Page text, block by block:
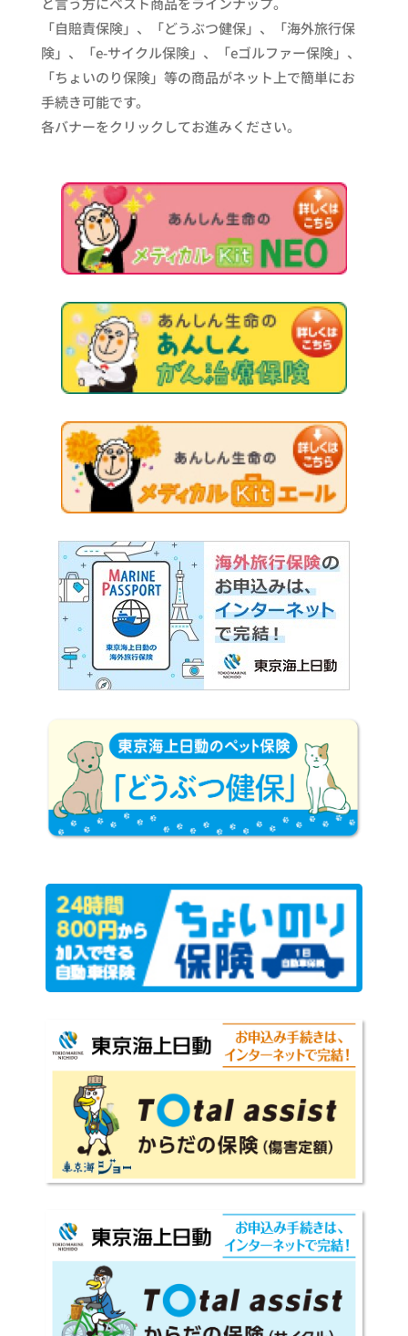
「自賠責保険」、「どうぶつ健保」、「海外旅行保
険」、「e-サイクル保険」、「eゴルファー保険」、
「ちょいのり保険」等の商品がネット上で簡単にお
手続き可能です。
各バナーをクリックしてお進みください。